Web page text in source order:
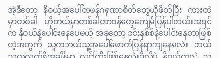
အဲ့ဒီတော့ နိုဝယ့်အပေါ်တဖန်ဂရုဏာစိတ်တွေယိုဖိတ်ပြီး ကားထဲ
မှာတစ်ခါ ဟိုတယ်မှာတစ်ခါတာဝန်တွေကျေမိပြန်ပါတယ်။အရင်
က နိုဝယ်နဲ့ပေါင်းနေပေမယ့် အခုတော့ ဒင်းနစ်စ်နဲ့ပေါင်းနေတာဖြစ်
တဲ့အတွက် သူကဘယ်သူ့အပေါ်ဖောက်ပြန်ရာကျနေမလဲ။ ဘယ်